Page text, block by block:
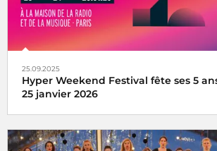
25.09.2025
Hyper Weekend Festival fête ses 5
25 janvier 2026